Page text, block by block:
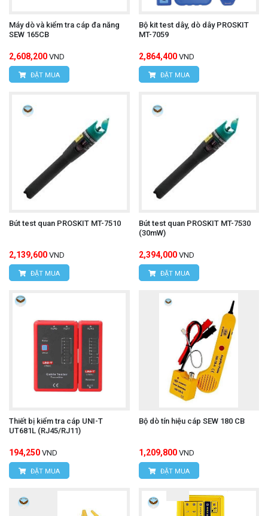
Máy dò và kiểm tra cáp đa năng
SEW 165CB
2,608,200 VND
ĐẶT MUA
Bộ kit test dây, dò dây PROSKIT
MT-7059
2,864,400 VND
ĐẶT MUA
Bút test quan PROSKIT MT-7510
2,139,600 VND
ĐẶT MUA
Bút test quan PROSKIT MT-7530
(30mW)
2,394,000 VND
ĐẶT MUA
Thiết bị kiểm tra cáp UNI-T
UT681L (RJ45/RJ11)
194,250 VND
ĐẶT MUA
Bộ dò tín hiệu cáp SEW 180 CB
1,209,800 VND
ĐẶT MUA